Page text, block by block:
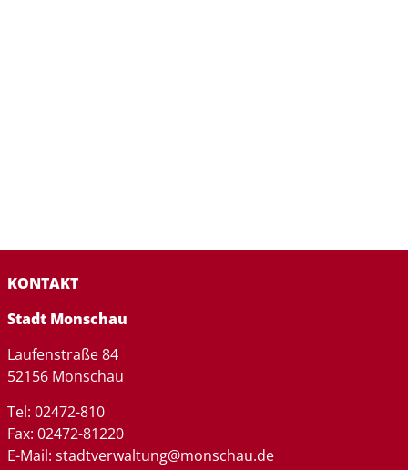
KONTAKT
Stadt Monschau
Laufenstraße 84
52156 Monschau
Tel: 02472-810
Fax: 02472-81220
E-Mail: stadtverwaltung@monschau.de